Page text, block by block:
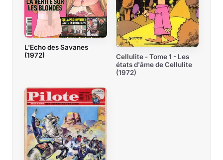
L'Echo des Savanes
(1972)
Cellulite - Tome 1 - Les
états d'âme de Cellulite
(1972)